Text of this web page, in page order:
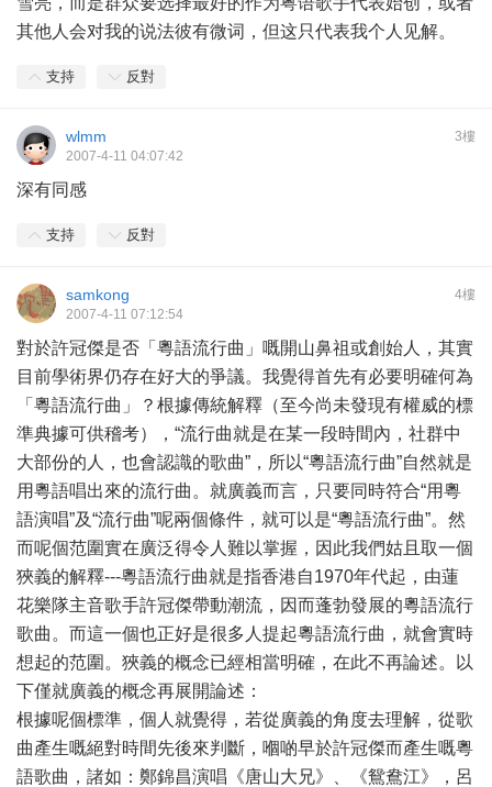
其他人会对我的说法彼有微词，但这只代表我个人见解。
支持 反對
3樓
wlmm
2007-4-11 04:07:42
深有同感
支持 反對
4樓
samkong
2007-4-11 07:12:54
對於許冠傑是否「粵語流行曲」嘅開山鼻祖或創始人，其實
目前學術界仍存在好大的爭議。我覺得首先有必要明確何為
「粵語流行曲」？根據傳統解釋（至今尚未發現有權威的標
準典據可供稽考），“流行曲就是在某一段時間內，社群中
大部份的人，也會認識的歌曲”，所以“粵語流行曲”自然就是
用粵語唱出來的流行曲。就廣義而言，只要同時符合“用粵
語演唱”及“流行曲”呢兩個條件，就可以是“粵語流行曲”。然
而呢個范圍實在廣泛得令人難以掌握，因此我們姑且取一個
狹義的解釋---粵語流行曲就是指香港自1970年代起，由蓮
花樂隊主音歌手許冠傑帶動潮流，因而蓬勃發展的粵語流行
歌曲。而這一個也正好是很多人提起粵語流行曲，就會實時
想起的范圍。狹義的概念已經相當明確，在此不再論述。以
下僅就廣義的概念再展開論述：
根據呢個標準，個人就覺得，若從廣義的角度去理解，從歌
曲產生嘅絕對時間先後來判斷，嗰啲早於許冠傑而產生嘅粵
語歌曲，諸如：鄭錦昌演唱《唐山大兄》、《鴛鴦江》，呂